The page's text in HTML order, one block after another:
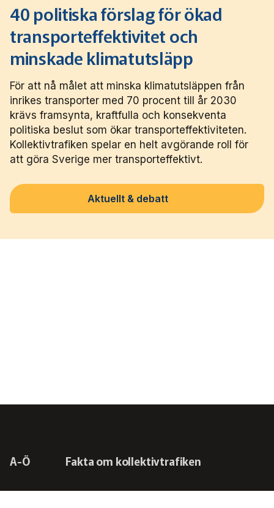
40 politiska förslag för ökad
transporteffektivitet och
minskade klimatutsläpp
För att nå målet att minska klimatutsläppen från
inrikes transporter med 70 procent till år 2030
krävs framsynta, kraftfulla och konsekventa
politiska beslut som ökar transporteffektiviteten.
Kollektivtrafiken spelar en helt avgörande roll för
att göra Sverige mer transporteffektivt.
Aktuellt & debatt
A-Ö Fakta om kollektivtrafiken